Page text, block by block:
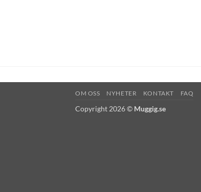
OM OSS NYHETER KONTAKT FAQ
Copyright 2026 © Muggig.se